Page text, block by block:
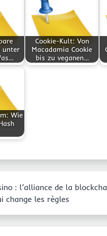
unter
Cookie-Kult: Von
Macadamia Cookie
bis zu veganen…
Wie
: l’alliance de la
change les règles